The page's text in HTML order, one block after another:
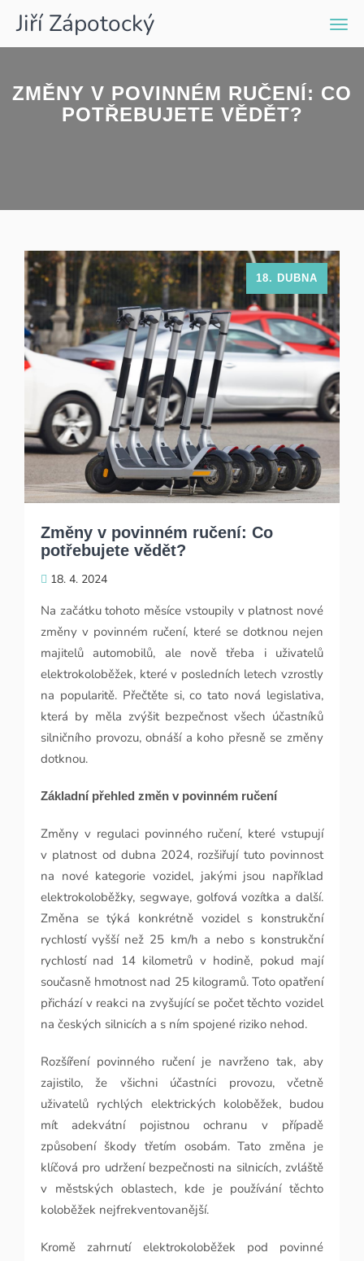
Jiří Zápotocký
ZMĚNY V POVINNÉM RUČENÍ: CO
POTŘEBUJETE VĚDĚT?
Změny v povinném ručení: Co
potřebujete vědět?
18. 4. 2024
18. DUBNA
Na začátku tohoto měsíce vstoupily v platnost nové
změny v povinném ručení, které se dotknou nejen
majitelů automobilů, ale nově třeba i uživatelů
elektrokoloběžek, které v posledních letech vzrostly
na popularitě. Přečtěte si, co tato nová legislativa,
která by měla zvýšit bezpečnost všech účastníků
silničního provozu, obnáší a koho přesně se změny
dotknou.
Základní přehled změn v povinném ručení
Změny v regulaci povinného ručení, které vstupují
v platnost od dubna 2024, rozšiřují tuto povinnost
na nové kategorie vozidel, jakými jsou například
elektrokoloběžky, segwaye, golfová vozítka a další.
Změna se týká konkrétně vozidel s konstrukční
rychlostí vyšší než 25 km/h a nebo s konstrukční
rychlostí nad 14 kilometrů v hodině, pokud mají
současně hmotnost nad 25 kilogramů. Toto opatření
přichází v reakci na zvyšující se počet těchto vozidel
na českých silnicích a s ním spojené riziko nehod.
Rozšíření povinného ručení je navrženo tak, aby
zajistilo, že všichni účastníci provozu, včetně
uživatelů rychlých elektrických koloběžek, budou
mít adekvátní pojistnou ochranu v případě
způsobení škody třetím osobám. Tato změna je
klíčová pro udržení bezpečnosti na silnicích, zvláště
v městských oblastech, kde je používání těchto
koloběžek nejfrekventovanější.
Kromě zahrnutí elektrokoloběžek pod povinné